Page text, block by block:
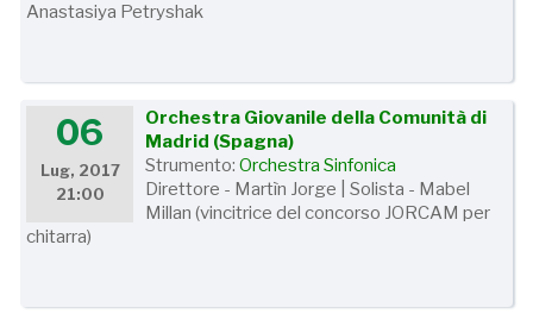
Anastasiya Petryshak
06
Lug, 2017
21:00
Orchestra Giovanile della Comunità di
Madrid (Spagna)
Strumento:Orchestra Sinfonica
Direttore - Martìn Jorge | Solista - Mabel
Millan (vincitrice del concorso JORCAM per
chitarra)